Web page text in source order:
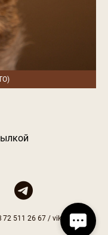
511 26 67 / vika@vika.ee